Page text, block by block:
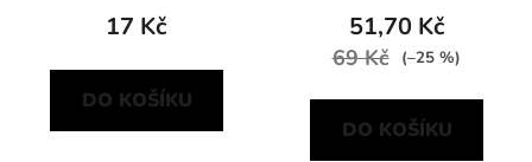
17 Kč
DO KOŠÍKU
51,70 Kč
69 Kč (–25 %)
DO KOŠÍKU